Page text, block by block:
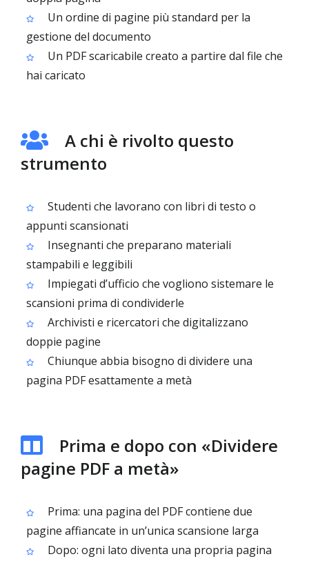
Un ordine di pagine più standard per la
gestione del documento
Un PDF scaricabile creato a partire dal file che
hai caricato
A chi è rivolto questo
strumento
Studenti che lavorano con libri di testo o
appunti scansionati
Insegnanti che preparano materiali
stampabili e leggibili
Impiegati d’ufficio che vogliono sistemare le
scansioni prima di condividerle
Archivisti e ricercatori che digitalizzano
doppie pagine
Chiunque abbia bisogno di dividere una
pagina PDF esattamente a metà
Prima e dopo con «Dividere
pagine PDF a metà»
Prima: una pagina del PDF contiene due
pagine affiancate in un’unica scansione larga
Dopo: ogni lato diventa una propria pagina